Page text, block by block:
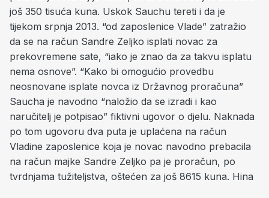
još 350 tisuća kuna. Uskok Sauchu tereti i da je
tijekom srpnja 2013. “od zaposlenice Vlade” zatražio
da se na račun Sandre Zeljko isplati novac za
prekovremene sate, “iako je znao da za takvu isplatu
nema osnove”. “Kako bi omogućio provedbu
neosnovane isplate novca iz Državnog proračuna”
Saucha je navodno “naložio da se izradi i kao
naručitelj je potpisao” fiktivni ugovor o djelu. Naknada
po tom ugovoru dva puta je uplaćena na račun
Vladine zaposlenice koja je novac navodno prebacila
na račun majke Sandre Zeljko pa je proračun, po
tvrdnjama tužiteljstva, oštećen za još 8615 kuna. Hina